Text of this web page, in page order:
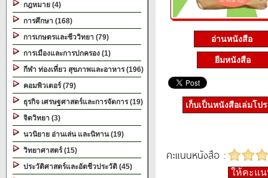
กฎหมาย (4)
การศึกษา (168)
การเกษตรและชีววิทยา (79)
การเมืองและการปกครอง (1)
กีฬา ท่องเที่ยว สุขภาพและอาหาร (196)
คอมพิวเตอร์ (79)
ธุรกิจ เศรษฐศาสตร์และการจัดการ (19)
จิตวิทยา (3)
นวนิยาย อ่านเล่น และนิทาน (19)
วิทยาศาสตร์ (15)
ประวัติศาสตร์และอัตชีวประวัติ (45)
อ่านหนังสือ
ยืมหนังสือ
เก็บเป็นหนังสือเล่มโป
คะแนนหนังสือ :
ให้คะแ